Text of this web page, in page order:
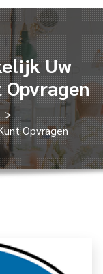
Uw
>
Opvragen